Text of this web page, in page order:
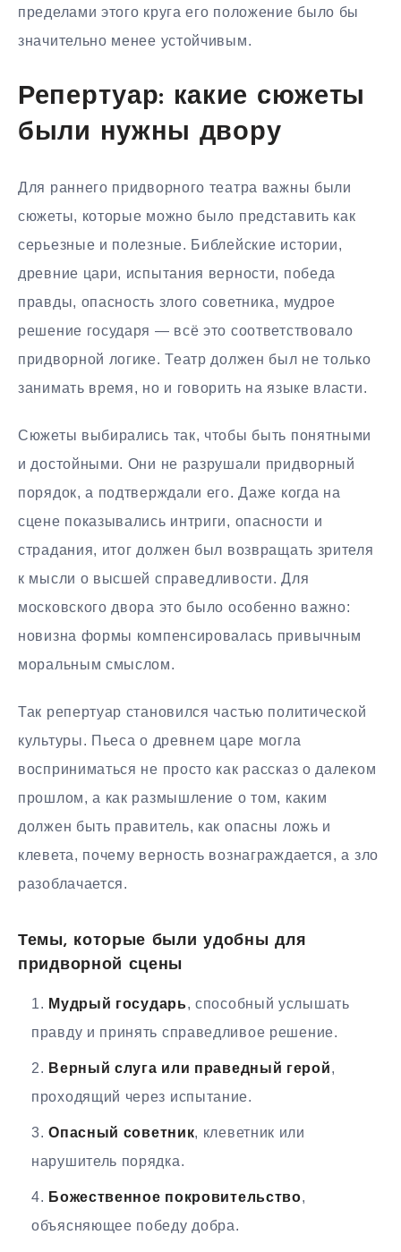
пределами этого круга его положение было бы
значительно менее устойчивым.
Репертуар: какие сюжеты
были нужны двору
Для раннего придворного театра важны были
сюжеты, которые можно было представить как
серьезные и полезные. Библейские истории,
древние цари, испытания верности, победа
правды, опасность злого советника, мудрое
решение государя — всё это соответствовало
придворной логике. Театр должен был не только
занимать время, но и говорить на языке власти.
Сюжеты выбирались так, чтобы быть понятными
и достойными. Они не разрушали придворный
порядок, а подтверждали его. Даже когда на
сцене показывались интриги, опасности и
страдания, итог должен был возвращать зрителя
к мысли о высшей справедливости. Для
московского двора это было особенно важно:
новизна формы компенсировалась привычным
моральным смыслом.
Так репертуар становился частью политической
культуры. Пьеса о древнем царе могла
восприниматься не просто как рассказ о далеком
прошлом, а как размышление о том, каким
должен быть правитель, как опасны ложь и
клевета, почему верность вознаграждается, а зло
разоблачается.
Темы, которые были удобны для
придворной сцены
Мудрый государь, способный услышать
правду и принять справедливое решение.
Верный слуга или праведный герой,
проходящий через испытание.
Опасный советник, клеветник или
нарушитель порядка.
Божественное покровительство,
объясняющее победу добра.